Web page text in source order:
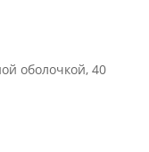
оболочкой, 40